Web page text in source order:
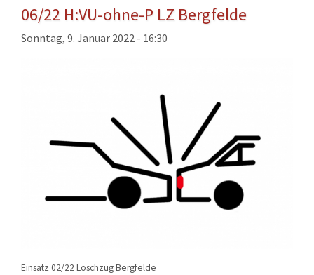
AKTUELLES
DOWNLOADS
EINSÄTZE
06/22 H:VU-ohne-P LZ Bergfelde
Sonntag, 9. Januar 2022 - 16:30
Einsatz 02/22 Löschzug Bergfelde